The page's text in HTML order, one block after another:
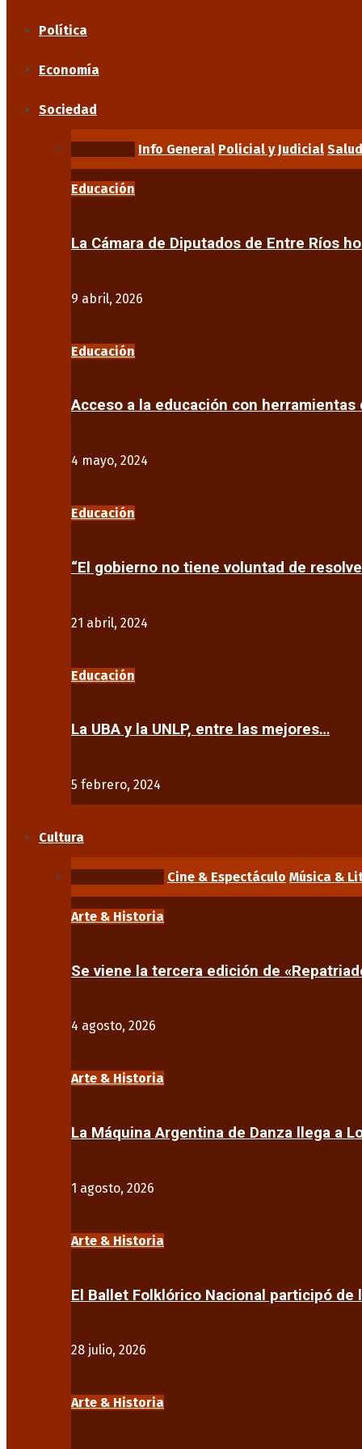
Política
Economía
Sociedad
Info General Policial y Judicial Salud
Educación
La Cámara de Diputados de Entre Ríos
9 abril, 2026
Educación
Acceso a la educación con
4 mayo, 2024
Educación
“El gobierno no tiene voluntad de
21 abril, 2024
Educación
La UBA y la UNLP, entre las mejores…
5 febrero, 2024
Cultura
Cine & Espectáculo Música &
Arte & Historia
Se viene la tercera edición de
4 agosto, 2026
Arte & Historia
La Máquina Argentina de Danza llega a
1 agosto, 2026
Arte & Historia
El Ballet Folklórico Nacional participó de
28 julio, 2026
Arte & Historia